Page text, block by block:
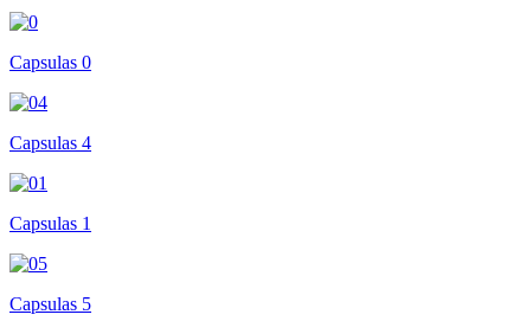
Capsulas 0
Capsulas 4
Capsulas 1
Capsulas 5